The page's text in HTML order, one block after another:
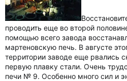
проводить еще во второй
помощью всего завода
мартеновскую печь. В августе
территории заводе еще рвались
первую плавку стали. Очень
печи № 9. Особенно много сил и